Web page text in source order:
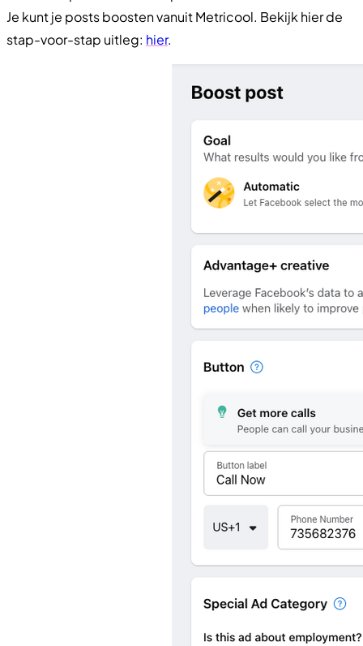
Je kunt je posts boosten vanuit Metricool. Bekijk hier de
stap-voor-stap uitleg: hier.